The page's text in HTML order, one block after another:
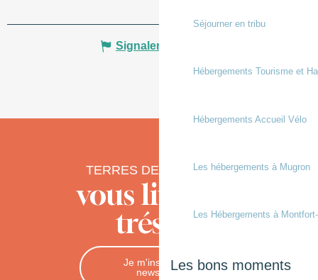
Séjourner en tribu
Hébergements Tourisme et
Hébergements Accueil Vélo
Les hébergements à Mugron
Les Hébergements à
Les bons moments
Signaler une erreur
TERRES DE CHALOSSE
vous livre ses
trésors
Je m'inscris à la
newsletter